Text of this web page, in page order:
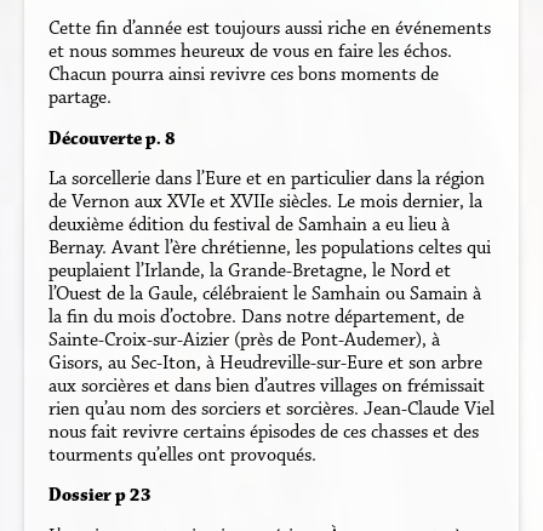
Cette fin d’année est toujours aussi riche en événements
et nous sommes heureux de vous en faire les échos.
Chacun pourra ainsi revivre ces bons moments de
partage.
Découverte p. 8
La sorcellerie dans l’Eure et en particulier dans la région
de Vernon aux XVIe et XVIIe siècles. Le mois dernier, la
deuxième édition du festival de Samhain a eu lieu à
Bernay. Avant l’ère chrétienne, les populations celtes qui
peuplaient l’Irlande, la Grande-Bretagne, le Nord et
l’Ouest de la Gaule, célébraient le Samhain ou Samain à
la fin du mois d’octobre. Dans notre département, de
Sainte-Croix-sur-Aizier (près de Pont-Audemer), à
Gisors, au Sec-Iton, à Heudreville-sur-Eure et son arbre
aux sorcières et dans bien d’autres villages on frémissait
rien qu’au nom des sorciers et sorcières. Jean-Claude Viel
nous fait revivre certains épisodes de ces chasses et des
tourments qu’elles ont provoqués.
Dossier p 23